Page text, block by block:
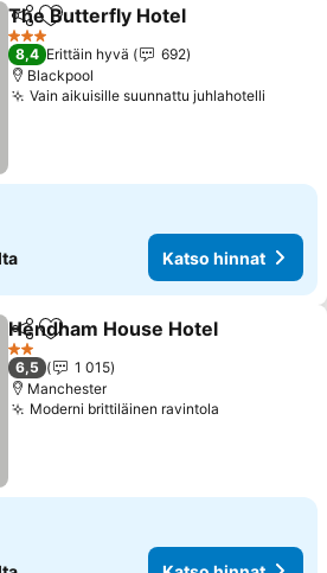
Jaa Lisää suosikkeihin
The Butterfly Hotel
3 Tähtiluokitus
8,4 Erittäin hyvä
692
Blackpool
Vain aikuisille suunnattu juhlahotelli
Katso hinnat
Jaa Lisää suosikkeihin
Hendham House Hotel
2 Tähtiluokitus
6,5
1 015
Manchester
Moderni brittiläinen ravintola